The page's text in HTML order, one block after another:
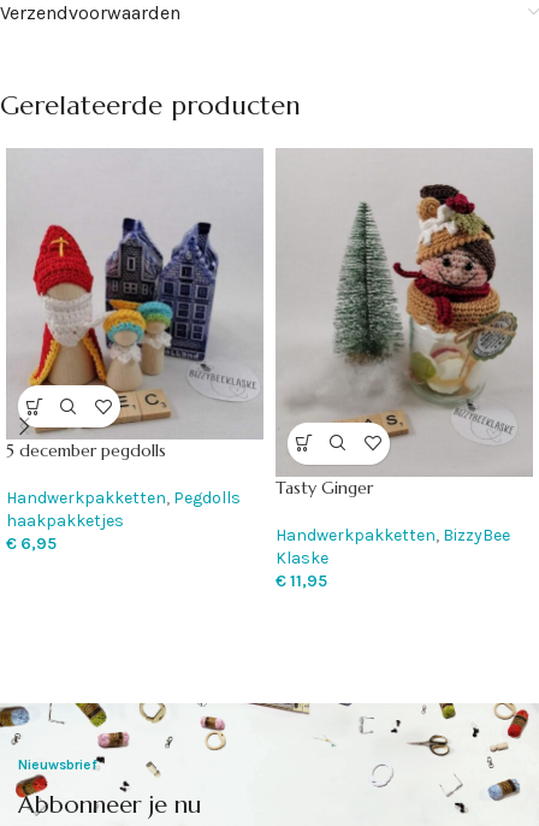
Verzendvoorwaarden
Gerelateerde producten
5 december pegdolls
Handwerkpakketten, Pegdolls
haakpakketjes
€ 6,95
Tasty Ginger
Handwerkpakketten, BizzyBee
Klaske
€11,95
Nieuwsbrief
Abbonneer je nu